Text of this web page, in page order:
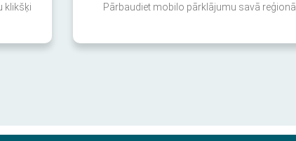
klikšķi Pārbaudiet mobilo pārklājumu savā reģionā